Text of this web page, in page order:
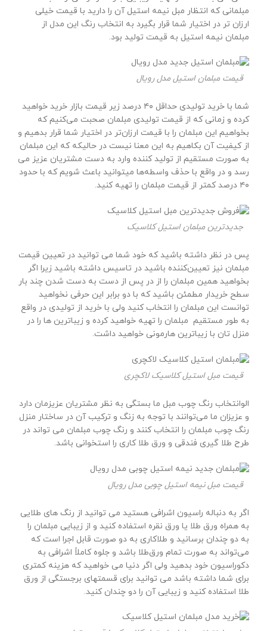
مبلمانی که انتظار مبل نیمه استیل آن را دارید با قیمت خیلی
ارزان تر در اختیار شما قرار بگیرد به انتخاب رنگ این مدل از
مبلمان نیمه استیل به قیمت تولید بود.
قیمت مبلمان استیل مدل رویال
شما با خرید تولیدی حداقل ۴۰ درصد زیر قیمت بازار خرید خواهید
کرده و زمانی که از قیمت تولیدی مبلمان صحبت می‌کنیم که
بخواهیم این مبلمان را با قیمت ارزان‌تر در اختیار شما قرار بدهیم و
از کیفیت آن بکاهیم به این معنا نیست در حالیکه که این مبلمان
به صورت مستقیم از تولید کننده وارد به دست مشتریان عزیز می
رسد و در واقع با حذف واسطه‌ها میتوانید باعث شویم که با حدود
۴۰ درصد کمتر از قیمت مبلمان را تهیه کنید.
جدیدترین مبلمان استیل کلاسیک
پس در نظر داشته باشید که خود شما می توانید در تعیین قیمت
مبلمان نیز تعیین‌کننده باشید در تاسیس داشته باشید زیرا اگر
بخواهید همین مبلمان را از در پس از دست به دست شدن چند بار
سطح خریدار مطمئن باشید که با دو برابر این حرفی نخواهید
توانست این مبلمان را انتخاب کنید ولی با خرید از تولیدی در واقع
به طور مستقیم مبلمان را تهیه خواهید کرده و زیباترین ها را در
منزل تان با زیباترین هارمونی خواهید داشت.
قیمت مبل استیل کلاسیک لاکچری
الوانتخاب رنگ چوب مبل ما بستگی به نظر مشتریان عزیزمان دارد
و عزیزان ما می‌توانند با توجه به زنگ و ترکیب آن در ساختار منزل
رنگ چوب مبلمان را انتخاب کنند و رنگ چوب مبلمان می تواند در
طرح طلا گیری فندقی و ورق طلا کاری را استخوانی باشد.
قیمت مبل نیمه استیل چوبی مدل رویال
اگر به دنباله راسیون اشرافی هستید می توانید از رنگ های طلایی
به همراه ورق طلا یا ورق نقره استفاده کنید و از زیبایی مبلمان را
به دو چندان برسانید و طلاکاری به دو صورت قابل اجرا است که
می‌تواند به صورت تمام ورق‌طلا باشد و جلوه کاملاً اشرافی به
دکوراسیون خود بدهید ولی اگر دنیا می خواهید که هزینه کمتری
برای شما داشته باشد می توانید برای قسمتهای برجستگی از ورق
طلا استفاده کنید و زیبایی آن را دو چندان کنید.